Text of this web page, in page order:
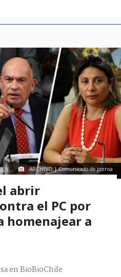
ARCHIVO | Comunicado de prensa
abrir
el PC por
homenajear a
en BioBioChile